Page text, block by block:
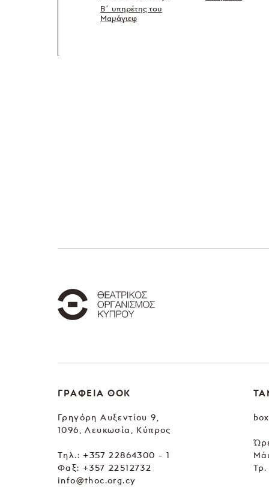
Β΄ υπηρέτης του
Μαμάγιεφ
ΓΡΑΦΕΙΑ ΘΟΚ
Γρηγόρη Αυξεντίου 9,
1096, Λευκωσία, Κύπρος
Tηλ.: +357 22864300 - 1
Φαξ: +357 22512732
info@thoc.org.cy